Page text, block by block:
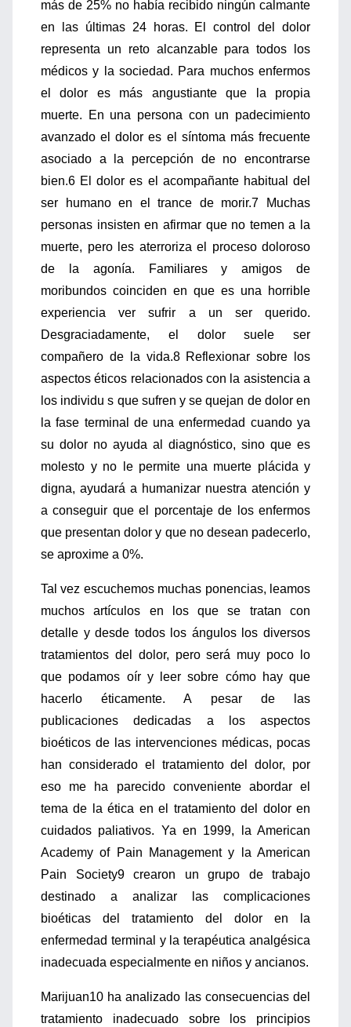
más de 25% no había recibido ningún calmante
en las últimas 24 horas. El control del dolor
representa un reto alcanzable para todos los
médicos y la sociedad. Para muchos enfermos
el dolor es más angustiante que la propia
muerte. En una persona con un padecimiento
avanzado el dolor es el síntoma más frecuente
asociado a la percepción de no encontrarse
bien.6 El dolor es el acompañante habitual del
ser humano en el trance de morir.7 Muchas
personas insisten en afirmar que no temen a la
muerte, pero les aterroriza el proceso doloroso
de la agonía. Familiares y amigos de
moribundos coinciden en que es una horrible
experiencia ver sufrir a un ser querido.
Desgraciadamente, el dolor suele ser
compañero de la vida.8 Reflexionar sobre los
aspectos éticos relacionados con la asistencia a
los individu s que sufren y se quejan de dolor en
la fase terminal de una enfermedad cuando ya
su dolor no ayuda al diagnóstico, sino que es
molesto y no le permite una muerte plácida y
digna, ayudará a humanizar nuestra atención y
a conseguir que el porcentaje de los enfermos
que presentan dolor y que no desean padecerlo,
se aproxime a 0%.
Tal vez escuchemos muchas ponencias, leamos
muchos artículos en los que se tratan con
detalle y desde todos los ángulos los diversos
tratamientos del dolor, pero será muy poco lo
que podamos oír y leer sobre cómo hay que
hacerlo éticamente. A pesar de las
publicaciones dedicadas a los aspectos
bioéticos de las intervenciones médicas, pocas
han considerado el tratamiento del dolor, por
eso me ha parecido conveniente abordar el
tema de la ética en el tratamiento del dolor en
cuidados paliativos. Ya en 1999, la American
Academy of Pain Management y la American
Pain Society9 crearon un grupo de trabajo
destinado a analizar las complicaciones
bioéticas del tratamiento del dolor en la
enfermedad terminal y la terapéutica analgésica
inadecuada especialmente en niños y ancianos.
Marijuan10 ha analizado las consecuencias del
tratamiento inadecuado sobre los principios